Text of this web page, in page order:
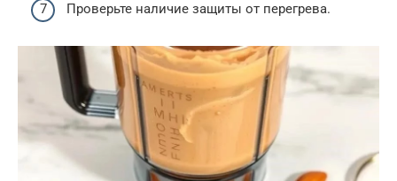
Проверьте наличие защиты от перегрева.